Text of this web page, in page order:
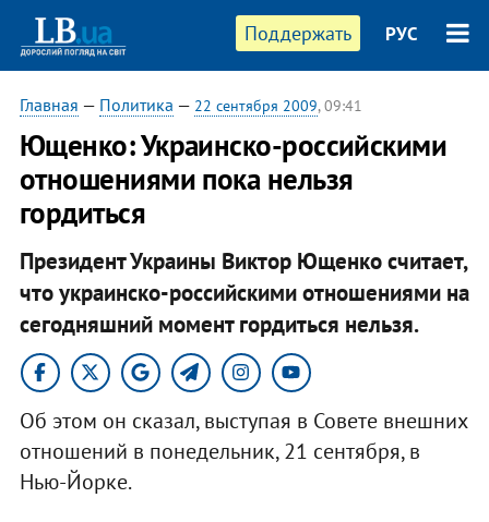
Поддержать РУС
Главная — Политика — 22 сентября 2009, 09:41
Ющенко: Украинско-российскими
отношениями пока нельзя
гордиться
Президент Украины Виктор Ющенко считает,
что украинско-российскими отношениями на
сегодняшний момент гордиться нельзя.
Об этом он сказал, выступая в Совете внешних
отношений в понедельник, 21 сентября, в
Нью-Йорке.